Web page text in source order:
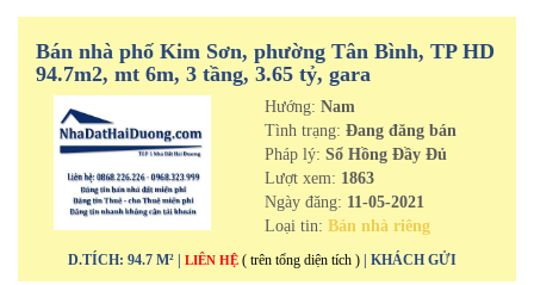
Bán nhà phố Kim Sơn, phường Tân Bình, TP HD
94.7m2, mt 6m, 3 tầng, 3.65 tỷ, gara
Hướng: Nam
Tình trạng: Đang đăng bán
Pháp lý: Sổ Hồng Đầy Đủ
Lượt xem: 1863
Ngày đăng: 11-05-2021
Loại tin: Bán nhà riêng
D.TÍCH: 94.7 M² | LIÊN HỆ ( trên tổng diện tích ) | KHÁCH GỬI